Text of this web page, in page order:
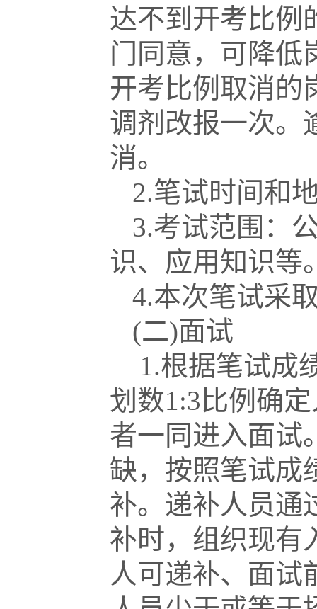
达不到开考比例
门同意，可降低
开考比例取消的
调剂改报一次。
消。
2.笔试时间和
3.考试范围：
识、应用知识等
4.本次笔试采
(二)面试
1.根据笔试成
划数1:3比例确
者一同进入面试
缺，按照笔试成
补。递补人员通
补时，组织现有
人可递补、面试